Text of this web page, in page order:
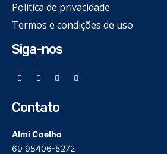
Politica de privacidade
Termos e condições de uso
Siga-nos
Contato
Almi Coelho
69 98406-5272